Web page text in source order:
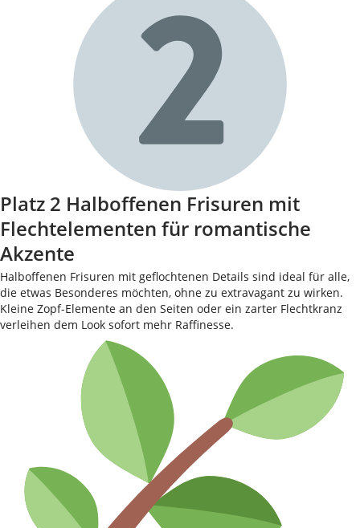
Platz 2 Halboffenen Frisuren mit
Flechtelementen für romantische
Akzente
Halboffenen Frisuren mit geflochtenen Details sind ideal für alle,
die etwas Besonderes möchten, ohne zu extravagant zu wirken.
Kleine Zopf-Elemente an den Seiten oder ein zarter Flechtkranz
verleihen dem Look sofort mehr Raffinesse.